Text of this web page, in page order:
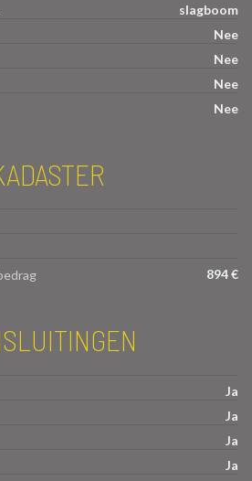
slagboom
Nee
Nee
Nee
Nee
894 €
Ja
Ja
Ja
Ja